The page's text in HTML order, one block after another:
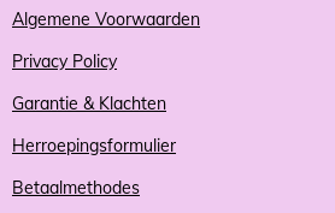
Algemene Voorwaarden
Privacy Policy
Garantie & Klachten
Herroepingsformulier
Betaalmethodes